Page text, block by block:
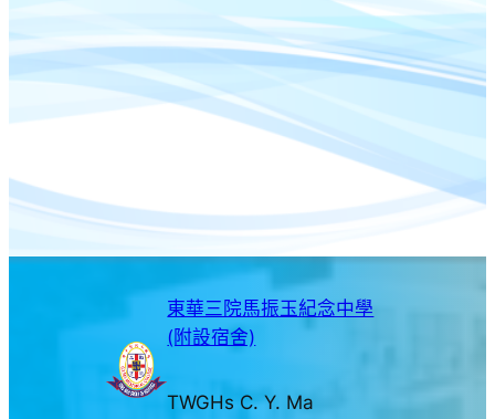
東華三院馬振玉紀念中學
(附設宿舍)
TWGHs C. Y. Ma